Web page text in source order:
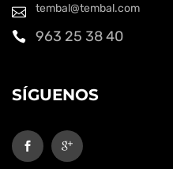
tembal@tembal.com
963 25 38 40
SÍGUENOS